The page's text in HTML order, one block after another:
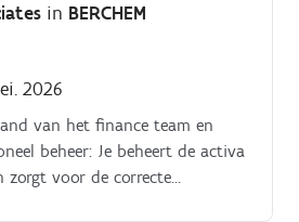
in BERCHEM
2026
van het finance team en
beheer: Je beheert de activa
zorgt voor de correcte